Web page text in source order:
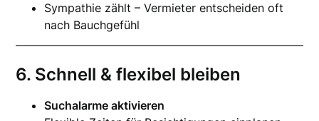
Sympathie zählt – Vermieter entscheiden oft
nach Bauchgefühl
6. Schnell & flexibel bleiben
Suchalarme aktivieren